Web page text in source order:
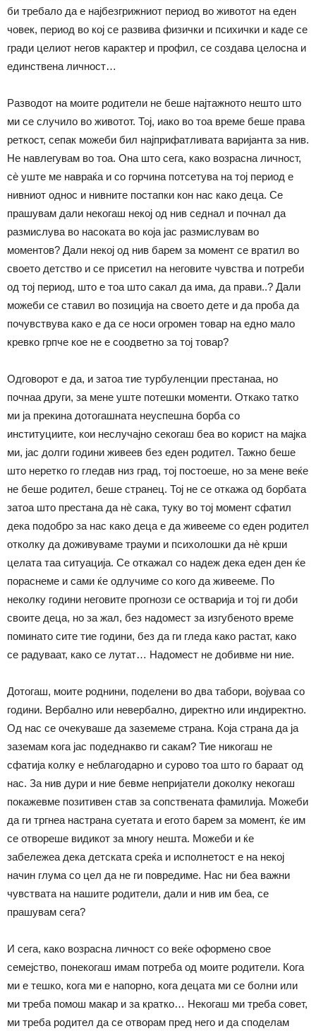
би требало да е најбезгрижниот период во животот на еден
човек, период во кој се развива физички и психички и каде се
гради целиот негов карактер и профил, се создава целосна и
единствена личност…
Разводот на моите родители не беше најтажното нешто што
ми се случило во животот. Тој, иако во тоа време беше права
реткост, сепак можеби бил најприфатливата варијанта за нив.
Не навлегувам во тоа. Она што сега, како возрасна личност,
сè уште ме навраќа и со горчина потсетува на тој период е
нивниот однос и нивните постапки кон нас како деца. Се
прашувам дали некогаш некој од нив седнал и почнал да
размислува во насоката во која јас размислувам во
моментов? Дали некој од нив барем за момент се вратил во
своето детство и се присетил на неговите чувства и потреби
од тој период, што е тоа што сакал да има, да прави..? Дали
можеби се ставил во позиција на своето дете и да проба да
почувствува како е да се носи огромен товар на едно мало
кревко грпче кое не е соодветно за тој товар?
Одговорот е да, и затоа тие турбуленции престанаа, но
почнаа други, за мене уште потешки моменти. Откако татко
ми ја прекина дотогашната неуспешна борба со
институциите, кои неслучајно секогаш беа во корист на мајка
ми, јас долги години живеев без еден родител. Тажно беше
што неретко го гледав низ град, тој постоеше, но за мене веќе
не беше родител, беше странец. Тој не се откажа од борбата
затоа што престана да нè сака, туку во тој момент сфатил
дека подобро за нас како деца е да живееме со еден родител
отколку да доживуваме трауми и психолошки да нè крши
целата таа ситуација. Се откажал со надеж дека еден ден ќе
пораснеме и сами ќе одлучиме со кого да живееме. По
неколку години неговите прогнози се остварија и тој ги доби
своите деца, но за жал, без надомест за изгубеното време
поминато сите тие години, без да ги гледа како растат, како
се радуваат, како се лутат… Надомест не добивме ни ние.
Дотогаш, моите роднини, поделени во два табори, војуваа со
години. Вербално или невербално, директно или индиректно.
Од нас се очекуваше да заземеме страна. Која страна да ја
заземам кога јас подеднакво ги сакам? Тие никогаш не
сфатија колку е неблагодарно и сурово тоа што го бараат од
нас. За нив дури и ние бевме непријатели доколку некогаш
покажевме позитивен став за сопствената фамилија. Можеби
да ги тргнеа настрана суетата и егото барем за момент, ќе им
се отвореше видикот за многу нешта. Можеби и ќе
забележеа дека детската среќа и исполнетост е на некој
начин глума со цел да не ги повредиме. Нас ни беа важни
чувствата на нашите родители, дали и нив им беа, се
прашувам сега?
И сега, како возрасна личност со веќе оформено свое
семејство, понекогаш имам потреба од моите родители. Кога
ми е тешко, кога ми е напорно, кога децата ми се болни или
ми треба помош макар и за кратко… Некогаш ми треба совет,
ми треба родител да се отворам пред него и да споделам